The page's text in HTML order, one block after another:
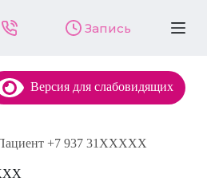
Запись
Версия для слабовидящих
+7 937 31XXXXX